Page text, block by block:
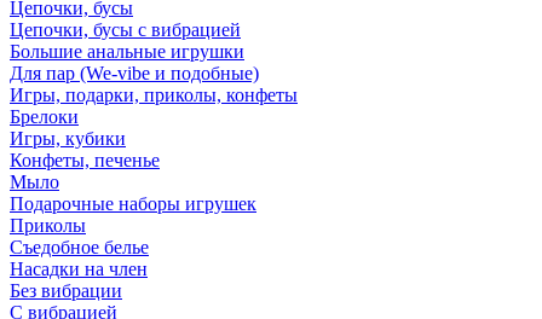
Цепочки, бусы
Цепочки, бусы с вибрацией
Большие анальные игрушки
Для пар (We-vibe и подобные)
Игры, подарки, приколы, конфеты
Брелоки
Игры, кубики
Конфеты, печенье
Мыло
Подарочные наборы игрушек
Приколы
Съедобное белье
Насадки на член
Без вибрации
С вибрацией